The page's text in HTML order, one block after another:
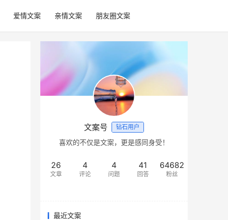
爱情文案 亲情文案 朋友圈文案
文案号 钻石用户
喜欢的不仅是文案，更是感同身受！
26
文章
4
评论
4
问题
41
回答
64682
粉丝
最近文案